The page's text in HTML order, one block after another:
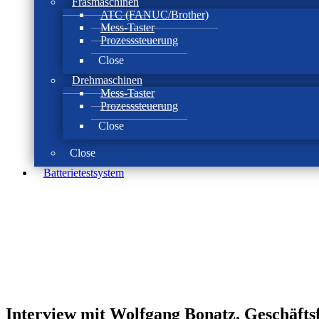
ATC (FANUC/Brother)
Mess-Taster
Prozesssteuerung
Close
Drehmaschinen
Mess-Taster
Prozesssteuerung
Close
Close
Batterie­test­system
Interview mit Wolfgang Bonatz,